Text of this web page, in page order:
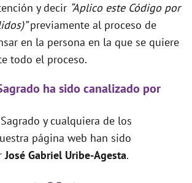
y decir “Aplico este Código por
previamente al proceso de
en la persona en la que se quiere
todo el proceso.
ha sido canalizado por
y cualquiera de los
página web han sido
José Gabriel Uribe-Agesta.